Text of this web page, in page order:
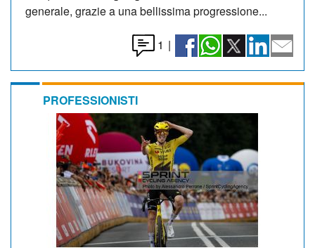
generale, grazie a una bellissima progressione...
1 |
PROFESSIONISTI